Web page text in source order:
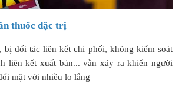
thuốc đặc trị
bị đối tác liên kết chi phối, không kiểm soát
liên kết xuất bản... vẫn xảy ra khiến người
mặt với nhiều lo lắng